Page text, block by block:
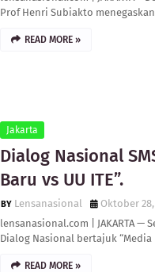
Prof Henri Subiakto
READ MORE »
Jakarta
Dialog Nasional
Baru vs UU ITE”.
Lensanasional
Oktober 28,
lensanasional.com | JAKARTA —
Dialog Nasional bertajuk “Media
READ MORE »